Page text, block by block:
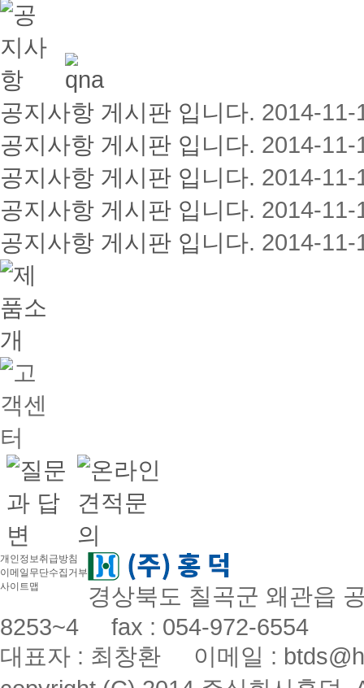
공지사항 게시판 입니다. 2014-11-
공지사항 게시판 입니다. 2014-11-
공지사항 게시판 입니다. 2014-11-
공지사항 게시판 입니다. 2014-11-
공지사항 게시판 입니다. 2014-11-
개인정보취급방침
이메일무단수집거부
사이트맵
경상북도 칠곡군 왜관읍
8253~4 fax : 054-972-6554
대표자 : 최창환 이메일 :